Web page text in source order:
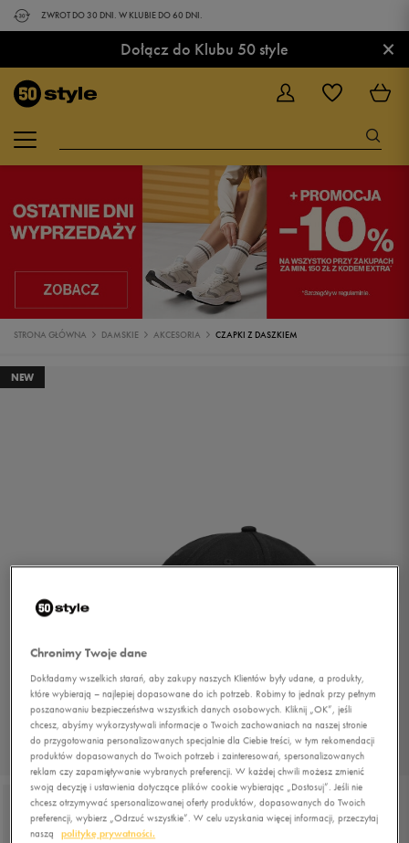
ZWROT DO 30 DNI. W KLUBIE DO 60 DNI.
Dołącz do Klubu 50 style ×
STRONA GŁÓWNA DAMSKIE AKCESORIA CZAPKI Z DASZKIEM
NEW
Chronimy Twoje dane
Dokładamy wszelkich starań, aby zakupy naszych Klientów były udane, a produkty,
które wybierają – najlepiej dopasowane do ich potrzeb. Robimy to jednak przy pełnym
poszanowaniu bezpieczeństwa wszystkich danych osobowych. Kliknij „OK”, jeśli
chcesz, abyśmy wykorzystywali informacje o Twoich zachowaniach na naszej stronie
do przygotowania personalizowanych specjalnie dla Ciebie treści, w tym rekomendacji
produktów dopasowanych do Twoich potrzeb i zainteresowań, spersonalizowanych
reklam czy zapamiętywanie wybranych preferencji. W każdej chwili możesz zmienić
swoją decyzję i ustawienia dotyczące plików cookie wybierając „Dostosuj”. Jeśli nie
chcesz otrzymywać spersonalizowanej oferty produktów, dopasowanych do Twoich
preferencji, wybierz „Odrzuć wszystkie”. W celu uzyskania więcej informacji, przeczytaj
naszą
politykę prywatności.